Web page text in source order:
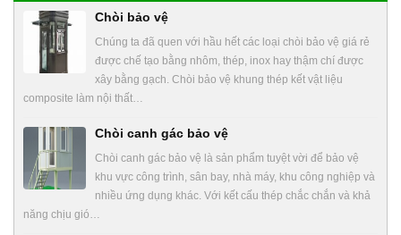
Chòi bảo vệ
Chúng ta đã quen với hầu hết các loại chòi bảo vệ giá rẻ
được chế tạo bằng nhôm, thép, inox hay thậm chí được
xây bằng gạch. Chòi bảo vệ khung thép kết vật liệu
composite làm nội thất…
Chòi canh gác bảo vệ
Chòi canh gác bảo vệ là sản phẩm tuyệt vời để bảo vệ
khu vực công trình, sân bay, nhà máy, khu công nghiệp và
nhiều ứng dụng khác. Với kết cấu thép chắc chắn và khả
năng chịu gió…